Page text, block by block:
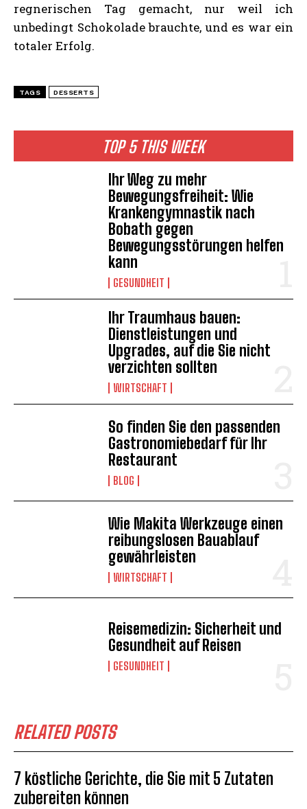
TOP 5 THIS WEEK
Ihr Weg zu mehr
Bewegungsfreiheit: Wie
Krankengymnastik nach
Bobath gegen
Bewegungsstörungen helfen
kann
GESUNDHEIT
Ihr Traumhaus bauen:
Dienstleistungen und
Upgrades, auf die Sie nicht
verzichten sollten
WIRTSCHAFT
So finden Sie den passenden
Gastronomiebedarf für Ihr
Restaurant
BLOG
Wie Makita Werkzeuge einen
reibungslosen Bauablauf
gewährleisten
WIRTSCHAFT
Reisemedizin: Sicherheit und
Gesundheit auf Reisen
GESUNDHEIT
RELATED POSTS
7 köstliche Gerichte, die Sie mit 5 Zutaten
zubereiten können
regnerischen Tag gemacht, nur weil ich
unbedingt Schokolade brauchte, und es war ein
totaler Erfolg.
TAGS DESSERTS